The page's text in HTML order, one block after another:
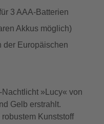
3 AAA-Batterien
Akkus möglich)
der Europäischen
»Lucy« von
Gelb erstrahlt.
Kunststoff